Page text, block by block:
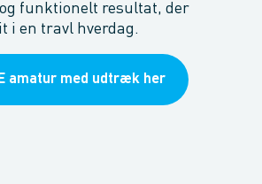
funktionelt resultat, der
i en travl hverdag.
amatur med udtræk her